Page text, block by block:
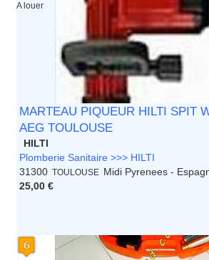
A louer
MARTEAU PIQUEUR HILTI SPIT
AEG TOULOUSE
HILTI
Plomberie Sanitaire >>> HILTI
31300 TOULOUSE Midi Pyrenees -
25,00 €